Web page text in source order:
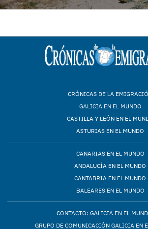
CRÓNICAS DE LA
GALICIA EN EL MUNDO
CASTILLA Y LEÓN EN EL
ASTURIAS EN EL MUNDO
CANARIAS EN EL MUNDO
ANDALUCÍA EN EL MUNDO
CANTABRIA EN EL MUNDO
BALEARES EN EL MUNDO
CONTACTO: GALICIA EN EL
GRUPO DE COMUNICACIÓN GALICIA EN